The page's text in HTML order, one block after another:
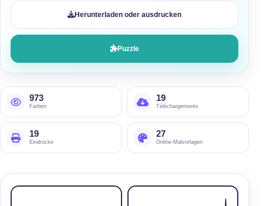
Herunterladen oder ausdrucken
Puzzle
973
Farben
19
Téléchargements
19
Eindrücke
27
Online-Malvorlagen